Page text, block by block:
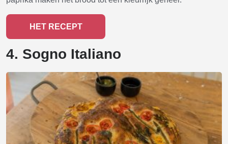
HET RECEPT
4. Sogno Italiano